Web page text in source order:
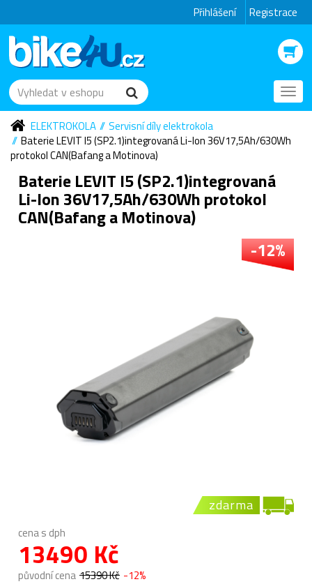
Přihlášení Registrace
ELEKTROKOLA
Servisní díly elektrokola
Baterie LEVIT I5 (SP2.1)integrovaná Li-Ion 36V17,5Ah/630Wh
protokol CAN(Bafang a Motinova)
Baterie LEVIT I5 (SP2.1)integrovaná
Li-Ion 36V17,5Ah/630Wh protokol
CAN(Bafang a Motinova)
-12%
zdarma
cena s dph
13490 Kč
původní cena 15390 Kč -12%